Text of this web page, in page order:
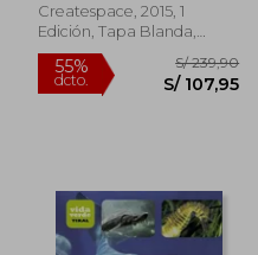
Createspace, 2015, 1
Edición, Tapa Blanda,
Nuevo
55%
dcto.
S/ 239,90
S/ 107,95